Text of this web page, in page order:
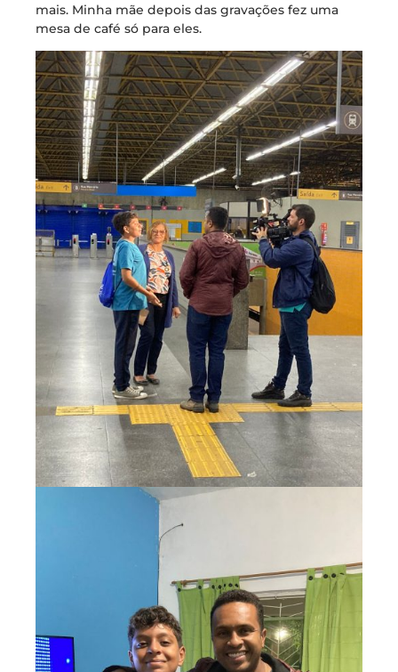
mais. Minha mãe depois das gravações fez uma
mesa de café só para eles.